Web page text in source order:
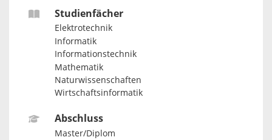
Studienfächer
Elektrotechnik
Informatik
Informationstechnik
Mathematik
Naturwissenschaften
Wirtschaftsinformatik
Abschluss
Master/Diplom